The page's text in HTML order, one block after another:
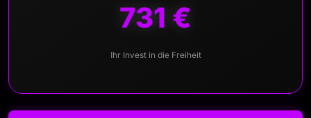
731 €
Ihr Invest in die Freiheit